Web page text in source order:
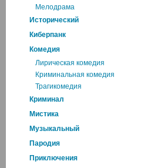
Мелодрама
Исторический
Киберпанк
Комедия
Лирическая комедия
Криминальная комедия
Трагикомедия
Криминал
Мистика
Музыкальный
Пародия
Приключения